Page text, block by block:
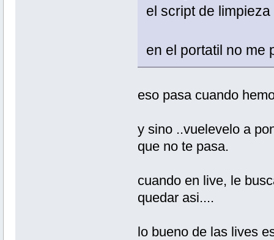
el script de limpieza
en el portatil no me
eso pasa cuando
y sino ..vuelevelo a
que no te pasa.
cuando en live, le
quedar asi....
lo bueno de las lives